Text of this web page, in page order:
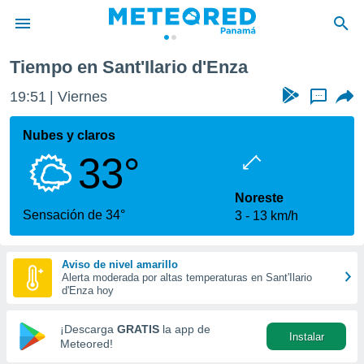
de
ha
calidad.
a este
las
y
forma
digital
basada
Tiempo en Sant'Ilario d'Enza
19:51 Viernes ...
Nubes y claros
33°
Sensación de 34°
Noreste
3
13 km/h
Aviso de nivel amarillo
Alerta moderada por altas temperaturas en Sant'Ilario
d'Enza hoy
¡Descarga GRATIS la app de
Meteored!
Instalar